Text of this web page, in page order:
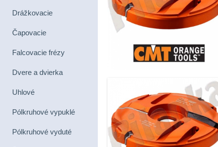
Drážkovacie
Čapovacie
Falcovacie frézy
Dvere a dvierka
Uhlové
Pólkruhové vypuklé
Pólkruhové vyduté